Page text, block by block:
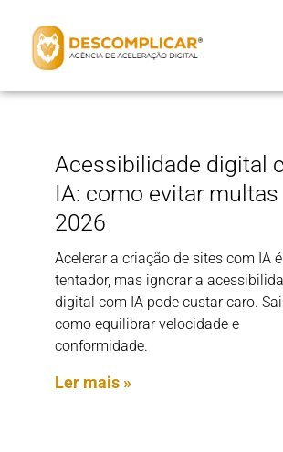
Acessibilidade digital
IA: como evitar
2026
Acelerar a criação de sites com IA é
tentador, mas ignorar a
digital com IA pode custar caro.
como equilibrar velocidade e
conformidade.
Ler mais »